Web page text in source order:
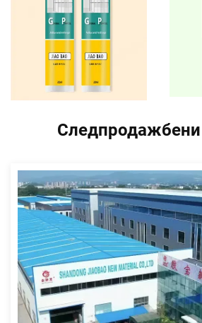
Следпродажбени